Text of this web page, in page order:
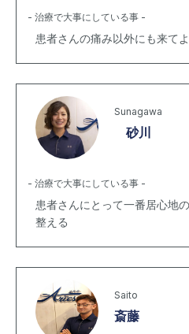
- 治療で大事にしている事 -
患者さんの痛み以外にも来て
Sunagawa
砂川
- 治療で大事にしている事 -
患者さんにとって一番居心地
整える
Saito
斎藤